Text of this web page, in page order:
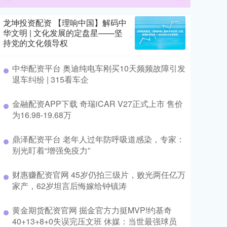
龙坤投资配资 【理响中国】解码中
华文明 | 文化发展的定盘星——坚
持党的文化领导权
中华配资平台 奥迪纯电车刚买10天频频故障引发
退车纠纷 | 315看车企
金融配资APP下载 奇瑞iCAR V27正式上市 售价
为16.98-19.68万
鼎泽配资平台 老年人过年防呼吸道感染，专家：
别光盯着“增强免疫力”
财惠赚配资官网 45岁仍拍三级片，败光两任亿万
家产，62岁坦言后悔嫁给钟镇涛
黄金期货配资官网 掘金官方力挺MVP!约基奇
40+13+8+0失误完压文班 休媒：当世最强球员